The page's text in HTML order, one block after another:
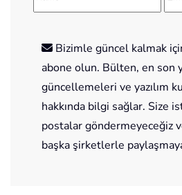
Bizimle güncel kalmak
abone olun. Bülten, en son
güncellemeleri ve yazılım
hakkında bilgi sağlar. Size
postalar göndermeyeceğiz
başka şirketlerle